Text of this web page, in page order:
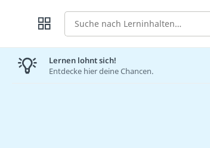
Suche
Lernen lohnt sich!
Entdecke hier deine Chancen.